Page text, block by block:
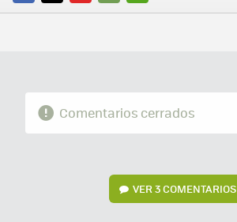
FACEBOOK
TWITTERFLIPBOARD
E-
WHATSAPP
Comentarios cerrados
VER3 COMENTARIOS